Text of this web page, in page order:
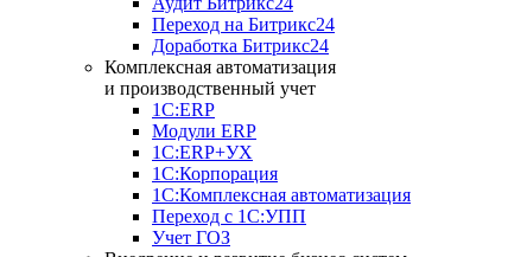
Переход на Битрикс24
Доработка Битрикс24
Комплексная автоматизация
и производственный учет
1С:ERP
Модули ERP
1C:ERP+УХ
1С:Корпорация
1С:Комплексная автоматизация
Переход с 1С:УПП
Учет ГОЗ